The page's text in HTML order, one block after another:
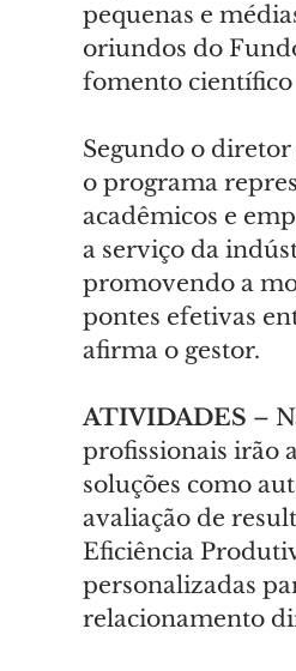
pequenas e
oriundos do
fomento científico
Segundo o diretor
o programa
acadêmicos e
a serviço da
promovendo a
pontes efetivas
afirma o gestor.
ATIVIDADES –
profissionais irão
soluções como
avaliação de
Eficiência
personalizadas
relacionamento